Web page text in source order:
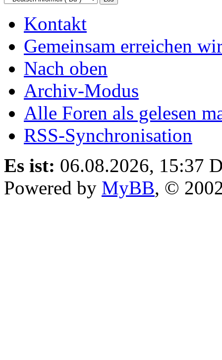
Kontakt
Gemeinsam erreichen
Nach oben
Archiv-Modus
Alle Foren als gelesen
RSS-Synchronisation
Es ist: 06.08.2026, 15:37
Powered by MyBB, ©